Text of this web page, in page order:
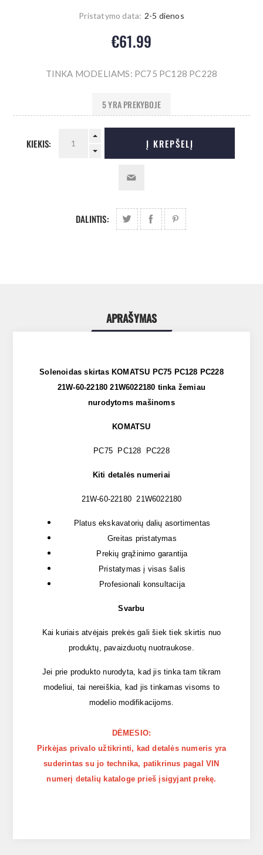
Pristatymo data: 2-5 dienos
€61.99
TINKA MODELIAMS: PC75 PC128 PC228
5 YRA PREKYBOJE
KIEKIS: Į KREPŠELĮ
DALINTIS:
APRAŠYMAS
Solenoidas skirtas KOMATSU PC75 PC128 PC228
21W-60-22180 21W6022180 tinka žemiau
nurodytoms mašinoms
KOMATSU
PC75 PC128 PC228
Kiti detalės numeriai
21W-60-22180 21W6022180
Platus ekskavatorių dalių asortimentas
Greitas pristatymas
Prekių grąžinimo garantija
Pristatymas į visas šalis
Profesionali konsultacija
Svarbu
Kai kuriais atvėjais prekės gali šiek tiek skirtis nuo
produktų, pavaizduotų nuotraukose.
Jei prie produkto nurodyta, kad jis tinka tam tikram
modeliui, tai nereiškia, kad jis tinkamas visoms to
modelio modifikacijoms.
DĖMESIO:
Pirkėjas privalo užtikrinti, kad detalės numeris yra
suderintas su jo technika, patikrinus pagal VIN
numerį detalių kataloge prieš įsigyjant prekę.